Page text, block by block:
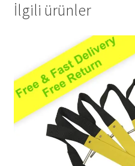
İlgili ürünler